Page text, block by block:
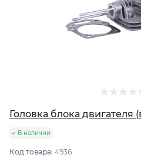
Головка блока двигателя
В наличии
Код товара: 4936